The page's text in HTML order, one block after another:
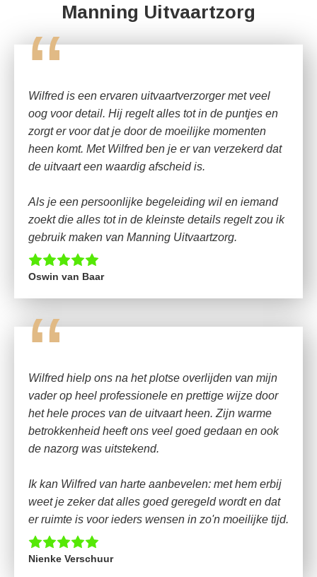
Manning Uitvaartzorg
“
Wilfred is een ervaren uitvaartverzorger met veel
oog voor detail. Hij regelt alles tot in de puntjes en
zorgt er voor dat je door de moeilijke momenten
heen komt. Met Wilfred ben je er van verzekerd dat
de uitvaart een waardig afscheid is.
Als je een persoonlijke begeleiding wil en iemand
zoekt die alles tot in de kleinste details regelt zou ik
gebruik maken van Manning Uitvaartzorg.
Oswin van Baar
“
Wilfred hielp ons na het plotse overlijden van mijn
vader op heel professionele en prettige wijze door
het hele proces van de uitvaart heen. Zijn warme
betrokkenheid heeft ons veel goed gedaan en ook
de nazorg was uitstekend.
Ik kan Wilfred van harte aanbevelen: met hem erbij
weet je zeker dat alles goed geregeld wordt en dat
er ruimte is voor ieders wensen in zo'n moeilijke tijd.
Nienke Verschuur